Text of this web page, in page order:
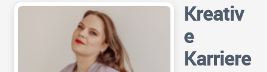
Kreativ
e
Karriere